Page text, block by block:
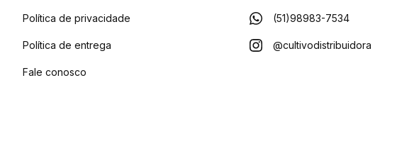
Política de privacidade
Política de entrega
Fale conosco
(51)98983-7534
@cultivodistribuidora